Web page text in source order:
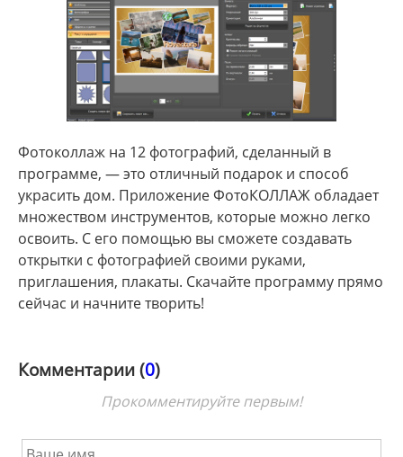
Фотоколлаж на 12 фотографий, сделанный в
программе, — это отличный подарок и способ
украсить дом. Приложение ФотоКОЛЛАЖ обладает
множеством инструментов, которые можно легко
освоить. С его помощью вы сможете создавать
открытки с фотографией своими руками,
приглашения, плакаты. Скачайте программу прямо
сейчас и начните творить!
Комментарии (0)
Прокомментируйте первым!